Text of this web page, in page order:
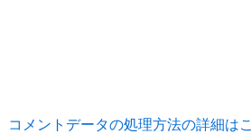
コメントデータの処理方法の詳細はこ